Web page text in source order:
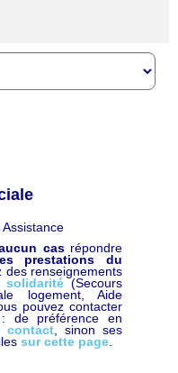
casrépondre
prestations du
des renseignements
solidarité(Secours
logement, Aide
pouvez contacter
de préférence en
contact, sinon ses
sur cette page.